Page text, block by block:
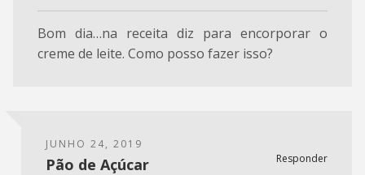
Bom dia…na receita diz para encorporar o
creme de leite. Como posso fazer isso?
JUNHO 24, 2019
Responder
Pão de Açúcar